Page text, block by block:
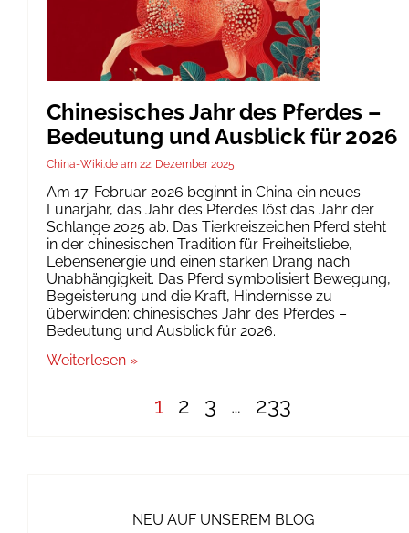
Chinesisches Jahr des Pferdes –
Bedeutung und Ausblick für 2026
China-Wiki.de 22. Dezember 2025
Am 17. Februar 2026 beginnt in China ein neues
Lunarjahr, das Jahr des Pferdes löst das Jahr der
Schlange 2025 ab. Das Tierkreiszeichen Pferd steht
in der chinesischen Tradition für Freiheitsliebe,
Lebensenergie und einen starken Drang nach
Unabhängigkeit. Das Pferd symbolisiert Bewegung,
Begeisterung und die Kraft, Hindernisse zu
überwinden: chinesisches Jahr des Pferdes –
Bedeutung und Ausblick für 2026.
Weiterlesen »
1 2 3 … 233
NEU AUF UNSEREM BLOG